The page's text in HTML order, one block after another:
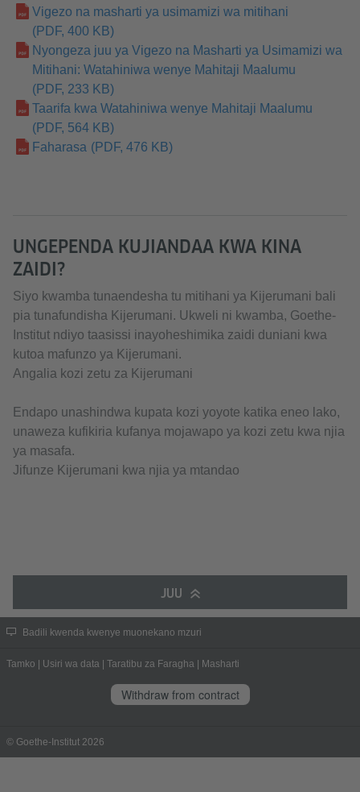
Vigezo na masharti ya usimamizi wa mitihani
(PDF, 400 KB)
Nyongeza juu ya Vigezo na Masharti ya Usimamizi wa
Mitihani: Watahiniwa wenye Mahitaji Maalumu
(PDF, 233 KB)
Taarifa kwa Watahiniwa wenye Mahitaji Maalumu
(PDF, 564 KB)
Faharasa (PDF, 476 KB)
UNGEPENDA KUJIANDAA KWA KINA
ZAIDI?
Siyo kwamba tunaendesha tu mitihani ya Kijerumani bali
pia tunafundisha Kijerumani. Ukweli ni kwamba, Goethe-
Institut ndiyo taasissi inayoheshimika zaidi duniani kwa
kutoa mafunzo ya Kijerumani.
Angalia kozi zetu za Kijerumani
Endapo unashindwa kupata kozi yoyote katika eneo lako,
unaweza kufikiria kufanya mojawapo ya kozi zetu kwa njia
ya masafa.
Jifunze Kijerumani kwa njia ya mtandao
JUU
Badili kwenda kwenye muonekano mzuri
Tamko Usiri wa data Taratibu za Faragha Masharti
Withdraw from contract
© Goethe-Institut 2026